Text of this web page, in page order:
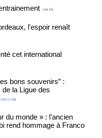
- OM.FR
l'espoir renaît
cet international
bons souvenirs” :
la Ligue des
du monde » : l'ancien
rend hommage à Franco